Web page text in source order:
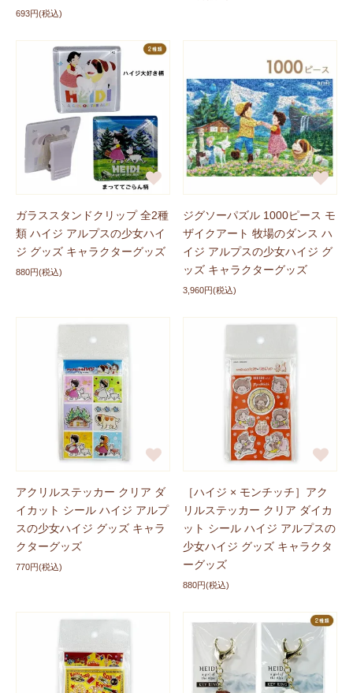
693円(税込)
ガラススタンドクリップ 全2種
類 ハイジ アルプスの少女ハイ
ジ グッズ キャラクターグッズ
880円(税込)
ジグソーパズル 1000ピース モ
ザイクアート 牧場のダンス ハ
イジ アルプスの少女ハイジ グ
ッズ キャラクターグッズ
3,960円(税込)
アクリルステッカー クリア ダ
イカット シール ハイジ アルプ
スの少女ハイジ グッズ キャラ
クターグッズ
770円(税込)
［ハイジ × モンチッチ］アク
リルステッカー クリア ダイカ
ット シール ハイジ アルプスの
少女ハイジ グッズ キャラクタ
ーグッズ
880円(税込)